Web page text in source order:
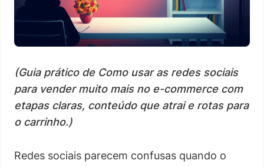
(Guia prático de Como usar as redes sociais
para vender muito mais no e-commerce com
etapas claras, conteúdo que atrai e rotas para
o carrinho.)
Redes sociais parecem confusas quando o